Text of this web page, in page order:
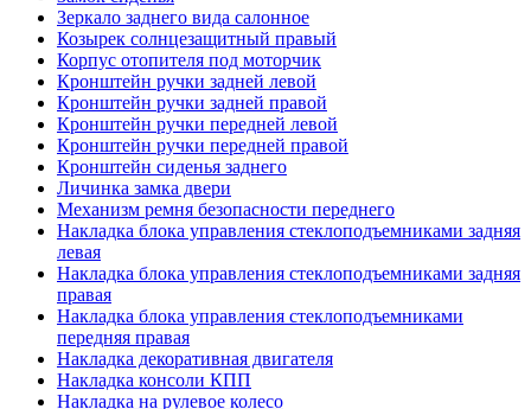
Зеркало заднего вида салонное
Козырек солнцезащитный правый
Корпус отопителя под моторчик
Кронштейн ручки задней левой
Кронштейн ручки задней правой
Кронштейн ручки передней левой
Кронштейн ручки передней правой
Кронштейн сиденья заднего
Личинка замка двери
Механизм ремня безопасности переднего
Накладка блока управления стеклоподъемниками задняя
левая
Накладка блока управления стеклоподъемниками задняя
правая
Накладка блока управления стеклоподъемниками
передняя правая
Накладка декоративная двигателя
Накладка консоли КПП
Накладка на рулевое колесо